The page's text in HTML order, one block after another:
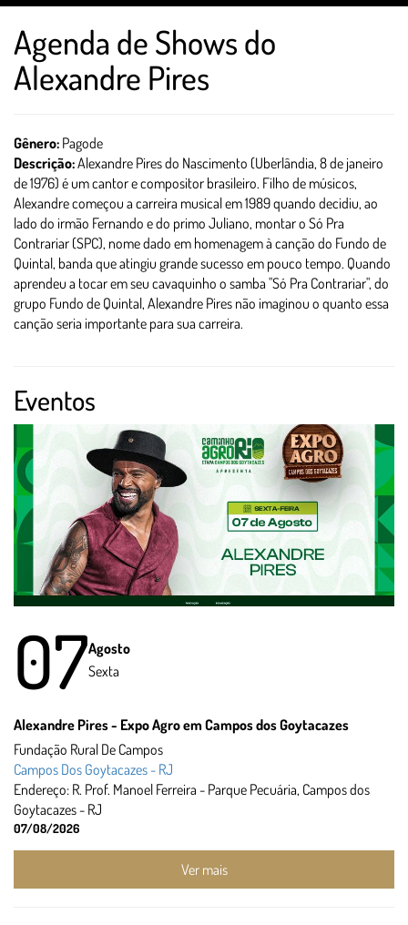
Agenda de Shows do
Alexandre Pires
Gênero: Pagode
Descrição:Alexandre Pires do Nascimento (Uberlândia, 8 de janeiro
de 1976) é um cantor e compositor brasileiro. Filho de músicos,
Alexandre começou a carreira musical em 1989 quando decidiu, ao
lado do irmão Fernando e do primo Juliano, montar o Só Pra
Contrariar (SPC), nome dado em homenagem à canção do Fundo de
Quintal, banda que atingiu grande sucesso em pouco tempo. Quando
aprendeu a tocar em seu cavaquinho o samba "Só Pra Contrariar", do
grupo Fundo de Quintal, Alexandre Pires não imaginou o quanto essa
canção seria importante para sua carreira.
Eventos
07Agosto
Sexta
Alexandre Pires - Expo Agro em Campos dos Goytacazes
Fundação Rural De Campos
Campos Dos Goytacazes - RJ
Endereço: R. Prof. Manoel Ferreira - Parque Pecuária, Campos dos
Goytacazes - RJ
07/08/2026
Ver mais